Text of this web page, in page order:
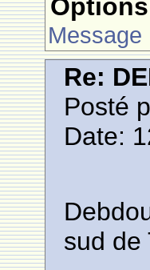
Message
Re:
Posté
Date:
sud de